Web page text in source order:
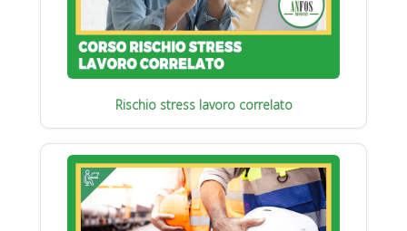
Rischio stress lavoro correlato